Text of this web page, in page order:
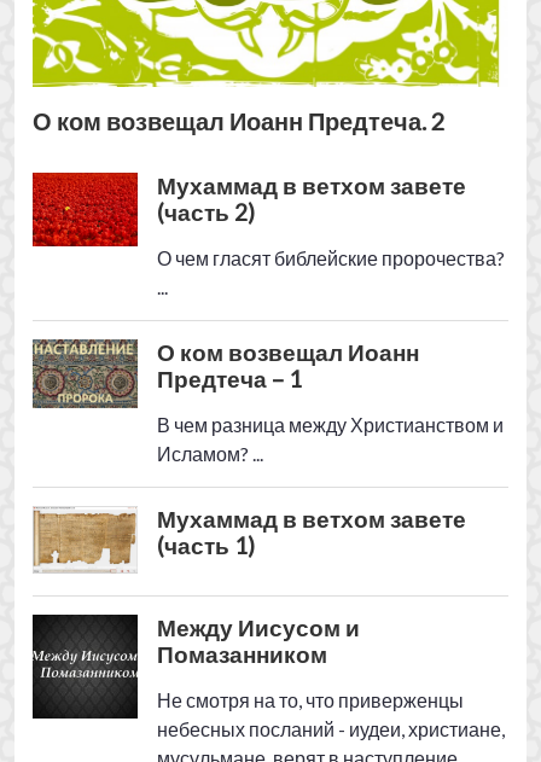
О ком возвещал Иоанн
Предтеча – 1
В чем разница между Христианством и
Исламом? ...
Мухаммад в ветхом завете
(часть 1)
Не смотря на то, что приверженцы
небесных посланий - иудеи, христиане,
мусульмане, верят в наступление
судного дня, среди них есть
View all The Библейские пророчества
Библия